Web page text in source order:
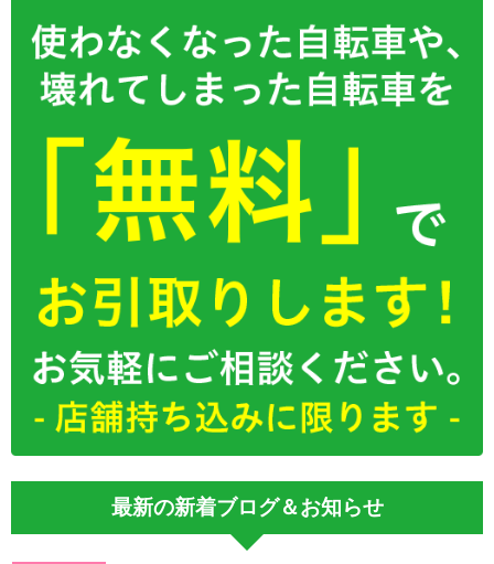
最新の新着ブログ＆お知らせ